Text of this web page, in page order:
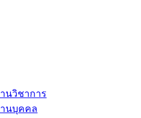
นวิชาการ
นบุคคล